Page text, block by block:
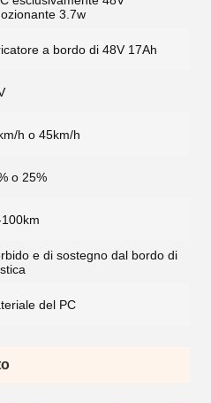
3.7w
a bordo di 48V 17Ah
h o 45km/h
o 25%
e di sostegno dal bordo di
del PC